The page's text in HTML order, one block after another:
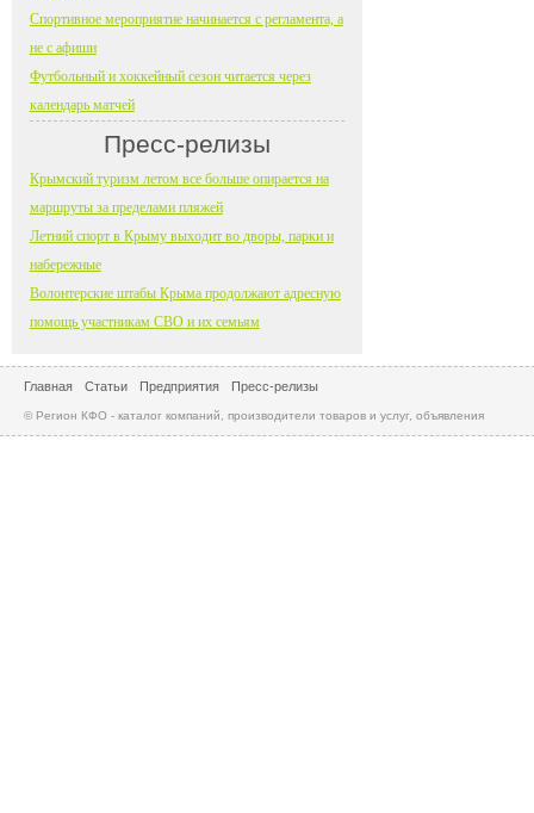
Спортивное мероприятие начинается с регламента, а
не с афиши
Футбольный и хоккейный сезон читается через
календарь матчей
Пресс-релизы
Крымский туризм летом все больше опирается на
маршруты за пределами пляжей
Летний спорт в Крыму выходит во дворы, парки и
набережные
Волонтерские штабы Крыма продолжают адресную
помощь участникам СВО и их семьям
Главная Статьи Предприятия Пресс-релизы
© Регион КФО - каталог компаний, производители товаров и услуг, объявления